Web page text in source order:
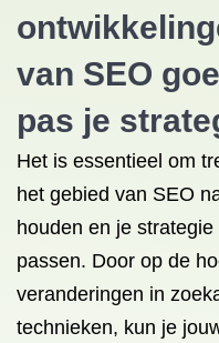
van SEO
pas je
Het is essentieel om
het gebied van SEO
houden en je
passen. Door op de
veranderingen in
technieken, kun je